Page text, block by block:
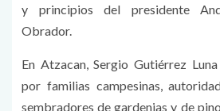
y principios del presidente
Obrador.
En Atzacan, Sergio Gutiérrez
por familias campesinas,
sembradores de gardenias y de